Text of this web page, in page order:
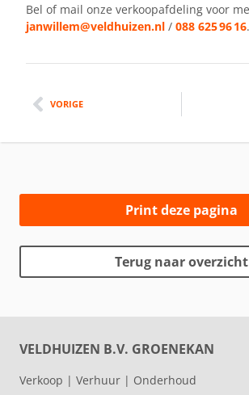
Bel of mail onze verkoopafdeling voor
janwillem@veldhuizen.nl / 088 625 96 16.
VORIGE
Print deze pagina
Terug naar overzicht
VELDHUIZEN B.V. GROENEKAN
Verkoop | Verhuur | Onderhoud